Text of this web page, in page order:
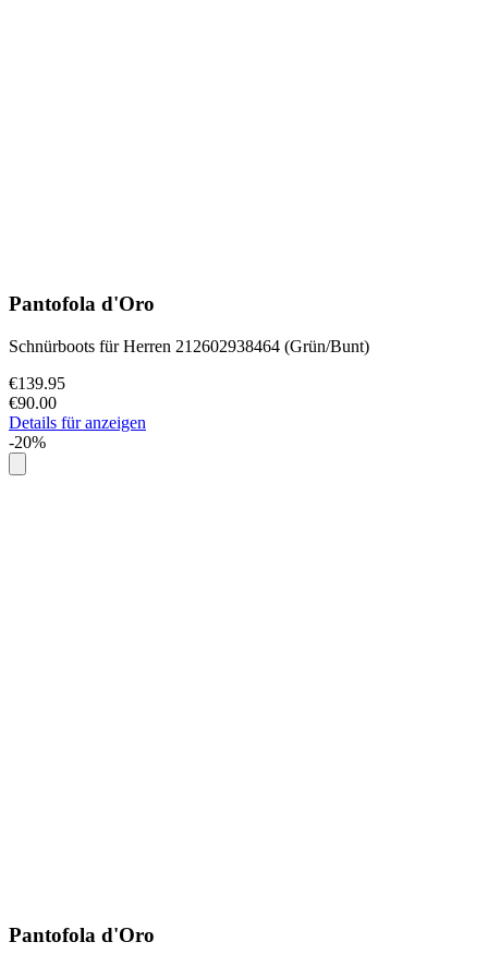
Pantofola d'Oro
Schnürboots für Herren 212602938464 (Grün/Bunt)
€139.95
€90.00
Details für anzeigen
-20%
Pantofola d'Oro